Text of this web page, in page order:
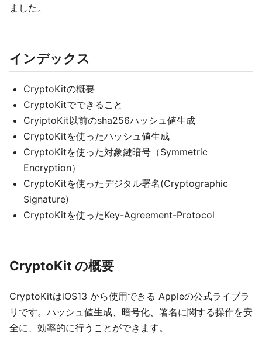
ました。
インデックス
CryptoKitの概要
CryptoKitでできること
CryiptoKit以前のsha256ハッシュ値生成
CryptoKitを使ったハッシュ値生成
CryptoKitを使った対象鍵暗号（Symmetric
Encryption）
CryptoKitを使ったデジタル署名(Cryptographic
Signature)
CryptoKitを使ったKey-Agreement-Protocol
CryptoKit の概要
CryptoKitはiOS13 から使用できる Appleの公式ライブラ
リです。ハッシュ値生成、暗号化、署名に関する操作を安
全に、効率的に行うことができます。